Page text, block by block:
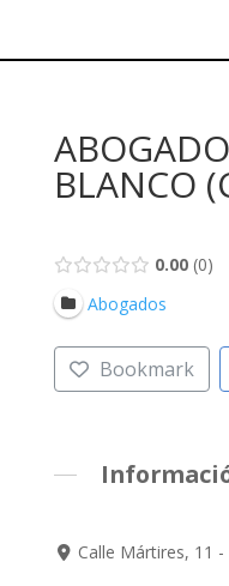
BLANCO
0.00 0
Abogados
Bookmark
Calle Mártires, 11